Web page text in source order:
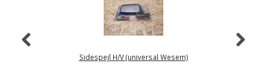
Sidespejl H/V (universal Wesem)